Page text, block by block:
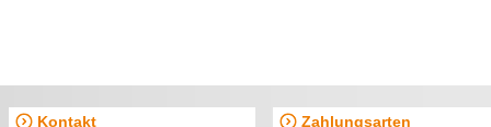
Kontakt Zahlungsarten